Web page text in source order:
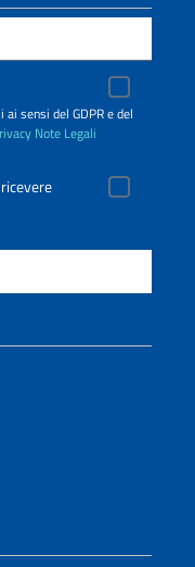
sensi del GDPR e del
Note Legali